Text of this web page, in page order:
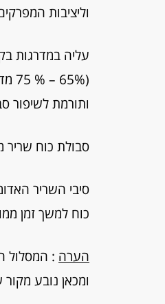
וליציבות
עליה במדרגות
ותורמת לשיפור
סבולת כוח שריר
כוח למשך זמן
הערה : המסלול
ומכאן נובע